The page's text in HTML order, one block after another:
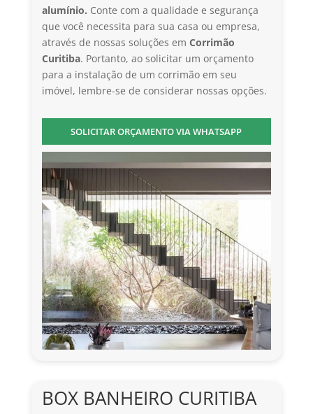
alumínio. Conte com a qualidade e segurança
que você necessita para sua casa ou empresa,
através de nossas soluções em Corrimão
Curitiba. Portanto, ao solicitar um orçamento
para a instalação de um corrimão em seu
imóvel, lembre-se de considerar nossas opções.
SOLICITAR ORÇAMENTO VIA WHATSAPP
BOX BANHEIRO CURITIBA